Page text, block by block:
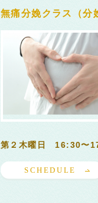
無痛分娩クラス（分
第２木曜日 16:30〜
SCHEDULE